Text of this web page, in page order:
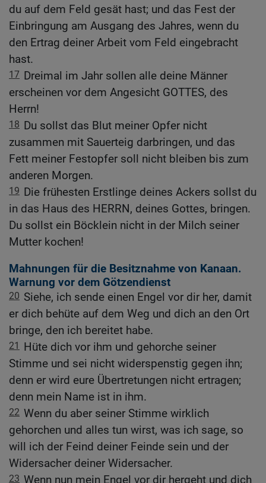
du auf dem Feld gesät hast; und das Fest der
Einbringung am Ausgang des Jahres, wenn du
den Ertrag deiner Arbeit vom Feld eingebracht
hast.
17 Dreimal im Jahr sollen alle deine Männer
erscheinen vor dem Angesicht GOTTES, des
Herrn!
18 Du sollst das Blut meiner Opfer nicht
zusammen mit Sauerteig darbringen, und das
Fett meiner Festopfer soll nicht bleiben bis zum
anderen Morgen.
19 Die frühesten Erstlinge deines Ackers sollst du
in das Haus des HERRN, deines Gottes, bringen.
Du sollst ein Böcklein nicht in der Milch seiner
Mutter kochen!
Mahnungen für die Besitznahme von Kanaan.
Warnung vor dem Götzendienst
20 Siehe, ich sende einen Engel vor dir her, damit
er dich behüte auf dem Weg und dich an den Ort
bringe, den ich bereitet habe.
21 Hüte dich vor ihm und gehorche seiner
Stimme und sei nicht widerspenstig gegen ihn;
denn er wird eure Übertretungen nicht ertragen;
denn mein Name ist in ihm.
22 Wenn du aber seiner Stimme wirklich
gehorchen und alles tun wirst, was ich sage, so
will ich der Feind deiner Feinde sein und der
Widersacher deiner Widersacher.
23 Wenn nun mein Engel vor dir hergeht und dich